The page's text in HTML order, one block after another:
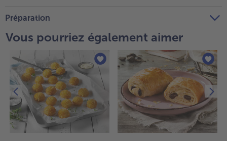
Préparation
Vous pourriez également aimer